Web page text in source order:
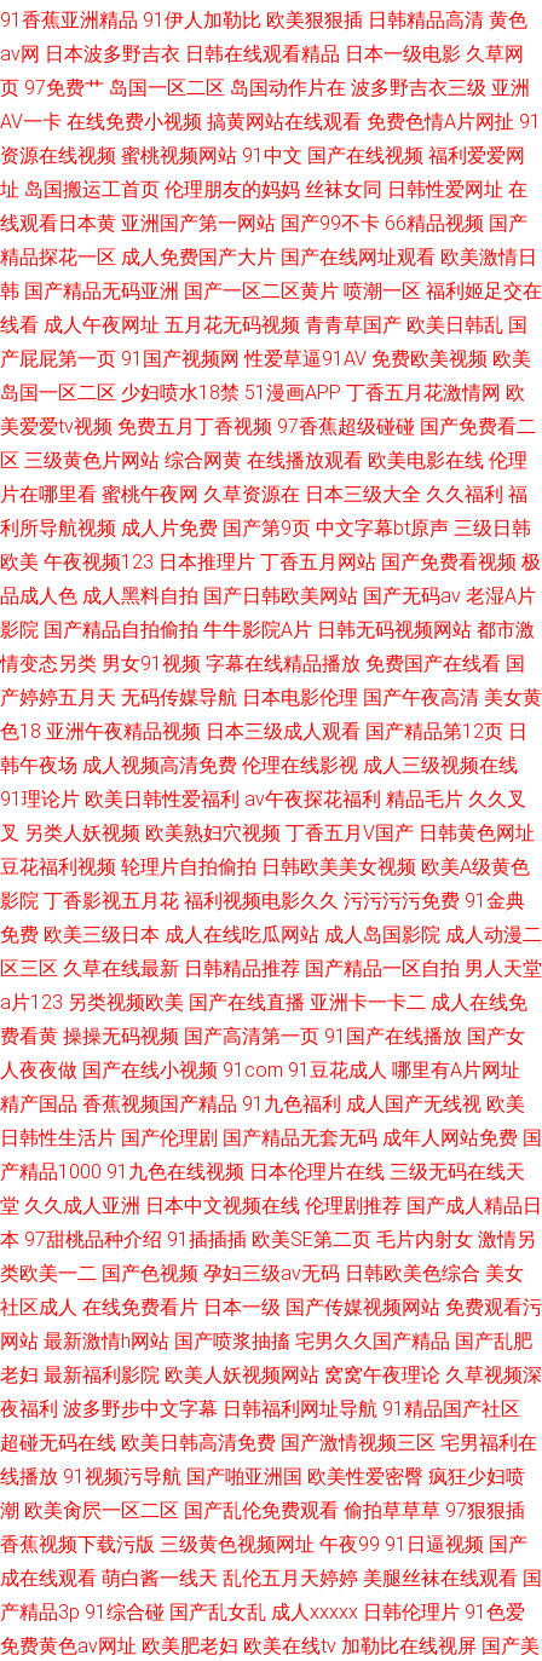
91香蕉亚洲精品 91伊人加勒比 欧美狠狠插 日韩精品高清 黄色
av网 日本波多野吉衣 日韩在线观看精品 日本一级电影 久草网
页 97免费艹 岛国一区二区 岛国动作片在 波多野吉衣三级 亚洲
AV一卡 在线免费小视频 搞黄网站在线观看 免费色情A片网扯 91
资源在线视频 蜜桃视频网站 91中文 国产在线视频 福利爱爱网
址 岛国搬运工首页 伦理朋友的妈妈 丝袜女同 日韩性爱网址 在
线观看日本黄 亚洲国产第一网站 国产99不卡 66精品视频 国产
精品探花一区 成人免费国产大片 国产在线网址观看 欧美激情日
韩 国产精品无码亚洲 国产一区二区黄片 喷潮一区 福利姬足交在
线看 成人午夜网址 五月花无码视频 青青草国产 欧美日韩乱 国
产屁屁第一页 91国产视频网 性爱草逼91AV 免费欧美视频 欧美
岛国一区二区 少妇喷水18禁 51漫画APP 丁香五月花激情网 欧
美爱爱tv视频 免费五月丁香视频 97香蕉超级碰碰 国产免费看二
区 三级黄色片网站 综合网黄 在线播放观看 欧美电影在线 伦理
片在哪里看 蜜桃午夜网 久草资源在 日本三级大全 久久福利 福
利所导航视频 成人片免费 国产第9页 中文字幕bt原声 三级日韩
欧美 午夜视频123 日本推理片 丁香五月网站 国产免费看视频 极
品成人色 成人黑料自拍 国产日韩欧美网站 国产无码av 老湿A片
影院 国产精品自拍偷拍 牛牛影院A片 日韩无码视频网站 都市激
情变态另类 男女91视频 字幕在线精品播放 免费国产在线看 国
产婷婷五月天 无码传媒导航 日本电影伦理 国产午夜高清 美女黄
色18 亚洲午夜精品视频 日本三级成人观看 国产精品第12页 日
韩午夜场 成人视频高清免费 伦理在线影视 成人三级视频在线
91理论片 欧美日韩性爱福利 av午夜探花福利 精品毛片 久久叉
叉 另类人妖视频 欧美熟妇穴视频 丁香五月V国产 日韩黄色网址
豆花福利视频 轮理片自拍偷拍 日韩欧美美女视频 欧美A级黄色
影院 丁香影视五月花 福利视频电影久久 污污污污免费 91金典
免费 欧美三级日本 成人在线吃瓜网站 成人岛国影院 成人动漫二
区三区 久草在线最新 日韩精品推荐 国产精品一区自拍 男人天堂
a片123 另类视频欧美 国产在线直播 亚洲卡一卡二 成人在线免
费看黄 操操无码视频 国产高清第一页 91国产在线播放 国产女
人夜夜做 国产在线小视频 91com 91豆花成人 哪里有A片网址
精产国品 香蕉视频国产精品 91九色福利 成人国产无线视 欧美
日韩性生活片 国产伦理剧 国产精品无套无码 成年人网站免费 国
产精品1000 91九色在线视频 日本伦理片在线 三级无码在线天
堂 久久成人亚洲 日本中文视频在线 伦理剧推荐 国产成人精品日
本 97甜桃品种介绍 91插插插 欧美SE第二页 毛片内射女 激情另
类欧美一二 国产色视频 孕妇三级av无码 日韩欧美色综合 美女
社区成人 在线免费看片 日本一级 国产传媒视频网站 免费观看污
网站 最新激情h网站 国产喷浆抽搐 宅男久久国产精品 国产乱肥
老妇 最新福利影院 欧美人妖视频网站 窝窝午夜理论 久草视频深
夜福利 波多野步中文字幕 日韩福利网址导航 91精品国产社区
超碰无码在线 欧美日韩高清免费 国产激情视频三区 宅男福利在
线播放 91视频污导航 国产啪亚洲国 欧美性爱密臀 疯狂少妇喷
潮 欧美肏屄一区二区 国产乱伦免费观看 偷拍草草草 97狠狠插
香蕉视频下载污版 三级黄色视频网址 午夜99 91日逼视频 国产
成在线观看 萌白酱一线天 乱伦五月天婷婷 美腿丝袜在线观看 国
产精品3p 91综合碰 国产乱女乱 成人xxxxx 日韩伦理片 91色爱
免费黄色av网址 欧美肥老妇 欧美在线tv 加勒比在线视屏 国产美